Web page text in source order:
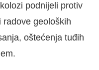
podnijeli protiv
radove geoloških
oštećenja tuđih